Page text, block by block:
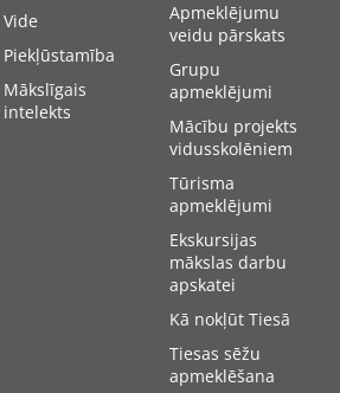
Vide
Piekļūstamība
Mākslīgais
intelekts
Apmeklējumu
veidu pārskats
Grupu
apmeklējumi
Mācību projekts
vidusskolēniem
Tūrisma
apmeklējumi
Ekskursijas
mākslas darbu
apskatei
Kā nokļūt Tiesā
Tiesas sēžu
apmeklēšana